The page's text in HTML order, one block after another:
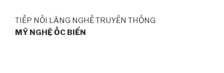
TIẾP NỐI LÀNG NGHỀ TRUYỀN THỐNG
MỸ NGHỆ ỐC BIỂN